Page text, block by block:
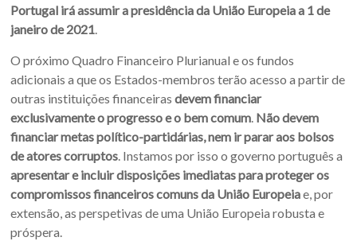
Portugal irá assumir a presidência da União Europeia a 1 de
janeiro de 2021
O próximo Quadro Financeiro Plurianual e os fundos
adicionais a que os Estados-membros terão acesso a partir de
outras instituições financeirasdevem financiar
exclusivamente o progresso e o bem comum Não devem
financiar metas político-partidárias, nem ir parar aos bolsos
de atores corruptos . Instamos por isso o governo português a
apresentar e incluir disposições imediatas para proteger os
compromissos financeiros comuns da União Europeiae, por
extensão, as perspetivas de uma União Europeia robusta e
próspera.